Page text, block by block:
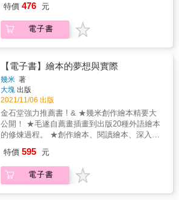
配置有三個月的季曆，每月的月曆，和每日的
色的文字，附有二十四節氣和農曆日期。《幾
米年曆2023》全本日曆全彩精印，附有陳列腳
架，全套透明手提膠盒承裝，是年度幾米作品
珍藏品。❤願大家有個美好的2023年❤
下的粉色塗鴉，寫生的對象卻又是聖塔菲原始
粗獷地貌，這矛盾衝突，就像阿力金吉兒的文
字，用她純度極高的童心為我們擦拭所有已被
方。」——孫梓評（作家）「翻看此書，可以
想像阿力金吉兒站在廣闊風景前是如何地激
動，畫中似乎能夠感受到風與沙子。顏色堆疊
如強勁的野草緊緊抓住新墨西哥州的土地，這
是大膽又柔軟的一趟壯旅。」——川貝母（插
畫家）------------------------------------------------------
「我真的要走了。」我們擁抱了一下，我腦海
不斷浮現，「這是值得的，我會克服一切的
！」曾入選「波隆那國際童書原畫展」和「美
兒，早年曾以「蘇意傑」為筆名，幫袁哲生等
知名作家繪製插畫，作品也經常出現在報章副
刊。2018年，她遇到了人生與創作上的關卡，
特價 476 元
電子書
【電子書】繪本的夢想與實際
幾米 著
大塊 出版
2021/11/06 出版
金石堂強力推薦書 ! & ★幾米創作繪本精要大
公開！ ★毛遂自薦畫插畫到出版20種外語繪本
的修煉過程。 ★創作繪本、閱讀繪本、深入了
單幅畫作到整本故事繪本的修鍊精要！ 幾米繪
本創作的獨門技法大公開 從一九九八年出版
《森林裡的祕密》和《微笑的魚》開始，幾米
特價 595 元
電子書